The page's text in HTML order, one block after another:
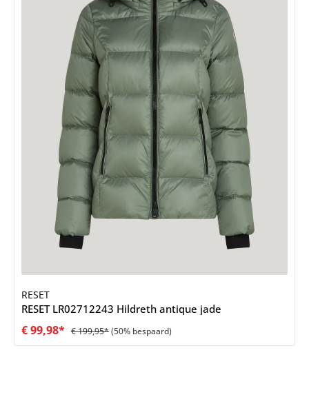
RESET
RESET LR02712243 Hildreth antique jade
€ 99,98* € 199,95*(50% bespaard)